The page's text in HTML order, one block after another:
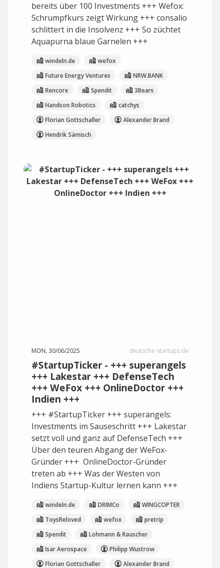
bereits über 100 Investments +++ Wefox:
Schrumpfkurs zeigt Wirkung +++ consalio
schlittert in die Insolvenz +++ So züchtet
Aquapurna blaue Garnelen +++
windeln.de
wefox
Future Energy Ventures
NRW.BANK
Rencore
Spendit
3Bears
Handson Robotics
catchys
Florian Gottschaller
Alexander Brand
Hendrik Sämisch
MON, 30/06/2025 deutsche-startups.de
#StartupTicker - +++ superangels
+++ Lakestar +++ DefenseTech
+++ WeFox +++ OnlineDoctor +++
Indien +++
+++ #StartupTicker +++ superangels:
Investments im Sauseschritt +++ Lakestar
setzt voll und ganz auf DefenseTech +++
Über den teuren Abgang der WeFox-
Gründer +++ OnlineDoctor-Gründer
treten ab +++ Was der Westen von
Indiens Startup-Kultur lernen kann +++
windeln.de DRIMCo
WINGCOPTER
ToysReloved
wefox
pretrip
Spendit
Lohmann & Rauscher
Isar Aerospace
Philipp Wustrow
Florian Gottschaller
Alexander Brand